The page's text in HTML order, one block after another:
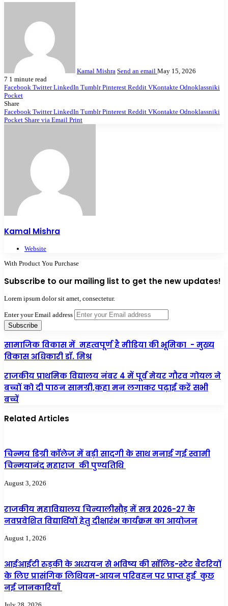
Kamal Mishra Send an email May 15, 2026
7 1 minute read
Facebook Twitter LinkedIn Tumblr Pinterest Reddit VKontakte Odnoklassniki
Pocket
Share
Facebook Twitter LinkedIn Tumblr Pinterest Reddit VKontakte Odnoklassniki
Pocket Share via Email Print
Kamal Mishra
Website
With Product You Purchase
Subscribe to our mailing list to get the new updates!
Lorem ipsum dolor sit amet, consectetur.
Enter your Email address
सामाजिक विकास में महत्वपूर्ण है मीडिया की भूमिका - मुख्य
विकास अधिकारी डॉ. मिश्र
राजकीय प्राथमिक विद्यालय नंबर 4 में पूर्व मेयर गौरव गोयल ने
बच्चों को दी पाठन सामग्री,कहा मन लगाकर पढ़ाई करें सभी
बच्चें
Related Articles
चिन्मय डिग्री कॉलेज में बड़ी सादगी के साथ मनाई गई स्वामी
चिन्मयानंद महाराज की पुण्यतिथि
August 3, 2026
राजकीय महाविद्यालय चिन्यालीसौड़ में सत्र 2026-27 के
नवप्रवेशित विद्यार्थियों हेतु दीक्षारंभ कार्यक्रम का आयोजन
August 1, 2026
आईआईटी रुड़की के अध्ययन से भविष्य की सॉलिड-स्टेट बैटरियों
के लिए प्रासंगिक लिथियम-आयन परिवहन पर प्राप्त हुई कुछ
नई जानकारियाँ